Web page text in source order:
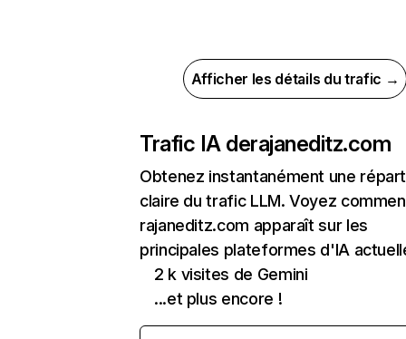
Afficher les détails du trafic →
Trafic IA derajaneditz.com
Obtenez instantanément une
claire du trafic LLM. Voyez
rajaneditz.com apparaît sur les
principales plateformes d'IA
2 k visites de Gemini
...et plus encore !